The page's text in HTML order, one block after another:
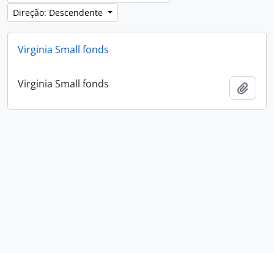
Direção: Descendente
Virginia Small fonds
Virginia Small fonds